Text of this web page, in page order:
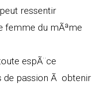
ressentir
femme du mÃªme
espÃ¨ce
de passion Ã obtenir